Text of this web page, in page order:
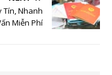
Tín, Nhanh
Miễn Phí